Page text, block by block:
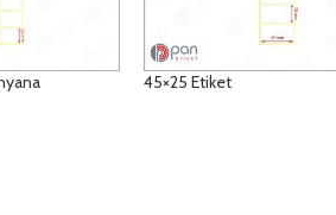
45×25 Etiket